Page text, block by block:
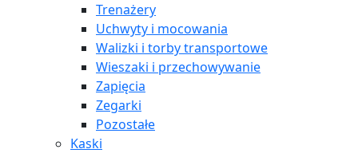
Trenażery
Uchwyty i mocowania
Walizki i torby transportowe
Wieszaki i przechowywanie
Zapięcia
Zegarki
Pozostałe
Kaski